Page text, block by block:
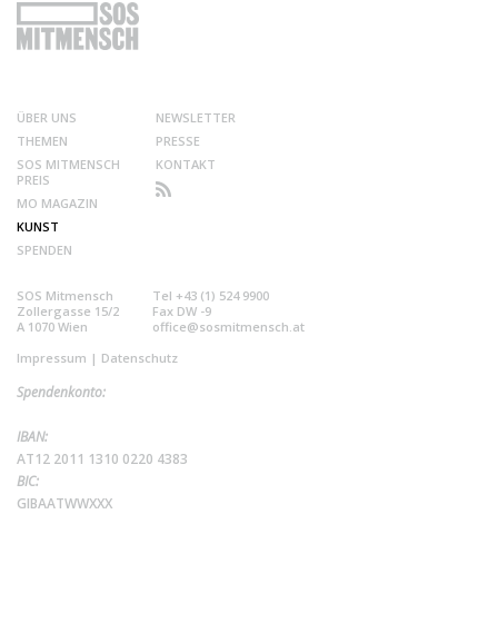
ÜBER UNS
THEMEN
SOS MITMENSCH
PREIS
MO MAGAZIN
KUNST
SPENDEN
NEWSLETTER
PRESSE
KONTAKT
SOS Mitmensch
Zollergasse 15/2
A 1070 Wien
Tel +43 (1) 524 9900
Fax DW -9
office@sosmitmensch.at
Impressum | Datenschutz
Spendenkonto:
IBAN:
AT12 2011 1310 0220 4383
BIC:
GIBAATWWXXX